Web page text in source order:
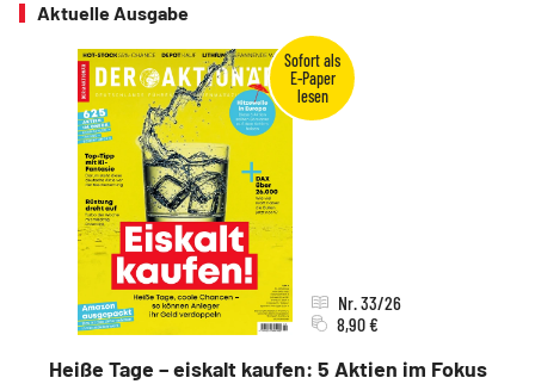
Aktuelle Ausgabe
Heiße Tage – eiskalt kaufen: 5 Aktien im Fokus
Nr. 33/26
8,90 €